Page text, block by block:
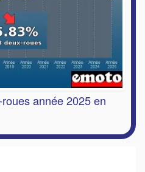
année 2025 en